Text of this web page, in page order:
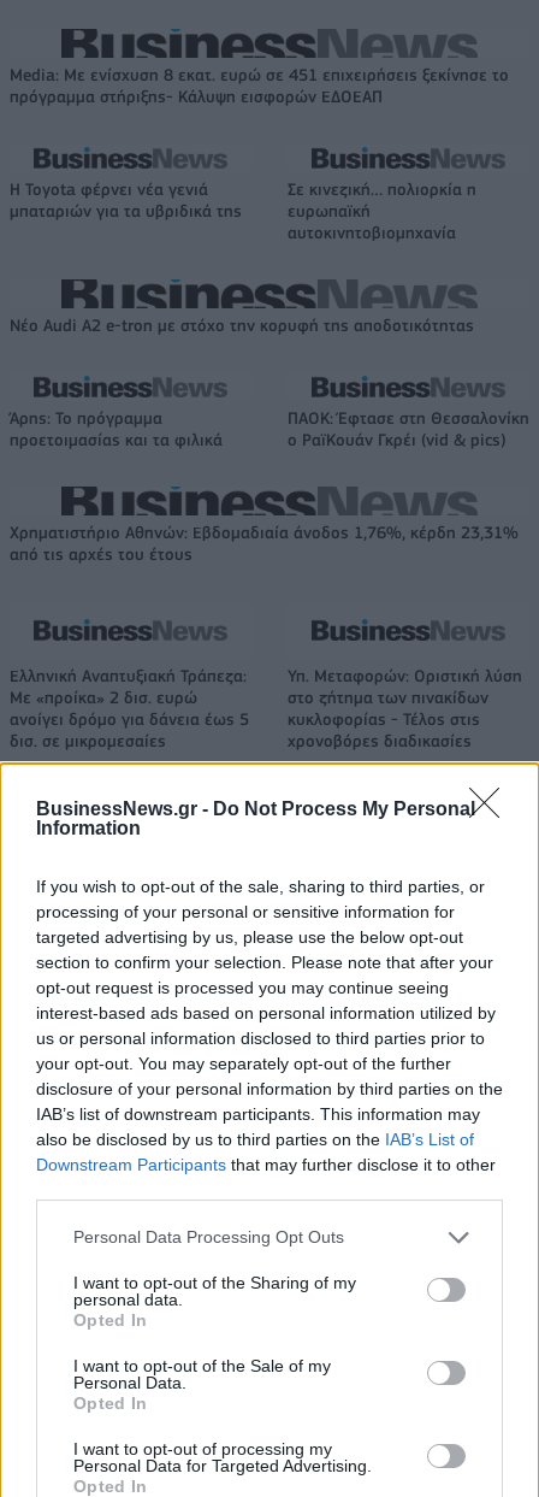
BusinessNews.gr - Do Not Process My Personal
Information
If you wish to opt-out of the sale, sharing to third parties, or
processing of your personal or sensitive information for
targeted advertising by us, please use the below opt-out
section to confirm your selection. Please note that after your
opt-out request is processed you may continue seeing
interest-based ads based on personal information utilized by
us or personal information disclosed to third parties prior to
your opt-out. You may separately opt-out of the further
disclosure of your personal information by third parties on the
IAB’s list of downstream participants. This information may
also be disclosed by us to third parties on the IAB’s List of
Downstream Participants that may further disclose it to other
Personal Data Processing Opt Outs
I want to opt-out of the Sharing of my
personal data.
Opted In
I want to opt-out of the Sale of my
Personal Data.
Opted In
I want to opt-out of processing my
Personal Data for Targeted Advertising.
Opted In
Media: Με ενίσχυση 8 εκατ. ευρώ σε 451 επιχειρήσεις ξεκίνησε το
πρόγραμμα στήριξης- Κάλυψη εισφορών ΕΔΟΕΑΠ
Η Toyota φέρνει νέα γενιά
μπαταριών για τα υβριδικά της
Σε κινεζική… πολιορκία η
ευρωπαϊκή
αυτοκινητοβιομηχανία
Νέο Audi A2 e-tron με στόχο την κορυφή της αποδοτικότητας
Άρης: Το πρόγραμμα
προετοιμασίας και τα φιλικά
ΠΑΟΚ: Έφτασε στη Θεσσαλονίκη
ο ΡαϊΚουάν Γκρέι (vid & pics)
Χρηματιστήριο Αθηνών: Εβδομαδιαία άνοδος 1,76%, κέρδη 23,31%
από τις αρχές του έτους
Ελληνική Αναπτυξιακή Τράπεζα:
Με «προίκα» 2 δισ. ευρώ
ανοίγει δρόμο για δάνεια έως 5
δισ. σε μικρομεσαίες
Υπ. Μεταφορών: Οριστική λύση
στο ζήτημα των πινακίδων
κυκλοφορίας - Τέλος στις
χρονοβόρες διαδικασίες
Η Chery επενδύει 75 εκατ. δολάρια στην KG Mobility
Το FIAT 500 Hybrid τώρα από
18.990 ευρώ
συνεχίζουν μαζί: Ανανέωση της
συνεργασίας τους μέχρι το
2028
18η συνεχόμενη χρονιά για τον ΟΤΕ στη διεθνή σειρά δεικτών
FTSE4Good
Alpha Bank: Για πρώτη φορά το Αρχαίο Θέατρο Επιδαύρου άνοιξε τις
ΠΕΡΙΣΣΌΤΕΡΑ ΣΕ ΑΥΤΉ ΤΗΝ ΚΑΤΗΓΟΡΊΑ